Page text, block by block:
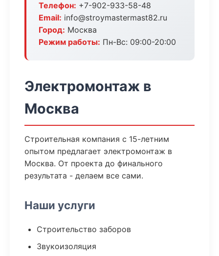
Телефон: +7-902-933-58-48
Email: info@stroymastermast82.ru
Город: Москва
Режим работы: Пн-Вс: 09:00-20:00
Электромонтаж в
Москва
Строительная компания с 15-летним
опытом предлагает электромонтаж в
Москва. От проекта до финального
результата - делаем все сами.
Наши услуги
Строительство заборов
Звукоизоляция